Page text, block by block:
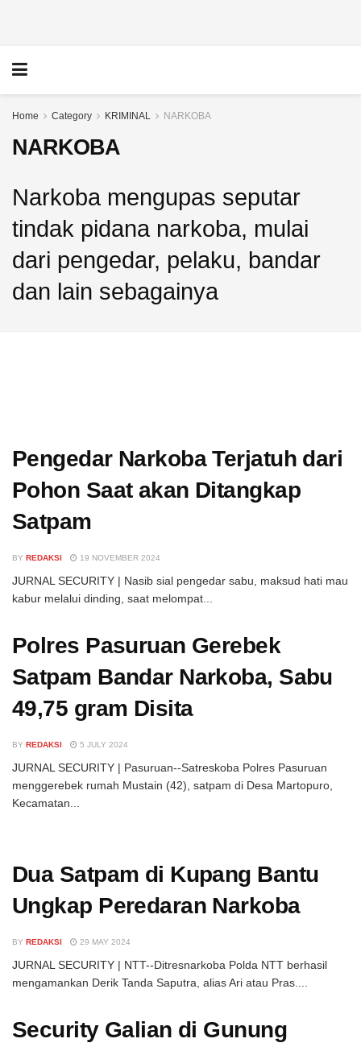
Home Category KRIMINAL NARKOBA
NARKOBA
Narkoba mengupas seputar
tindak pidana narkoba, mulai
dari pengedar, pelaku, bandar
dan lain sebagainya
NARKOBA
Pengiriman
Sabu
30Kg
yang
dari
Cipinang
Satpam
Nyambi
Jadi
Sabu
Lombok
Pengedar Narkoba Terjatuh dari
Pohon Saat akan Ditangkap
Satpam
BY REDAKSI 19 NOVEMBER 2024
JURNAL SECURITY | Nasib sial pengedar sabu, maksud hati mau
kabur melalui dinding, saat melompat...
Polres Pasuruan Gerebek
Satpam Bandar Narkoba, Sabu
49,75 gram Disita
BY REDAKSI 5 JULY 2024
JURNAL SECURITY | Pasuruan--Satreskoba Polres Pasuruan
menggerebek rumah Mustain (42), satpam di Desa Martopuro,
Kecamatan...
Dua Satpam di Kupang Bantu
Ungkap Peredaran Narkoba
BY REDAKSI 29 MAY 2024
JURNAL SECURITY | NTT--Ditresnarkoba Polda NTT berhasil
mengamankan Derik Tanda Saputra, alias Ari atau Pras....
Security Galian di Gunung